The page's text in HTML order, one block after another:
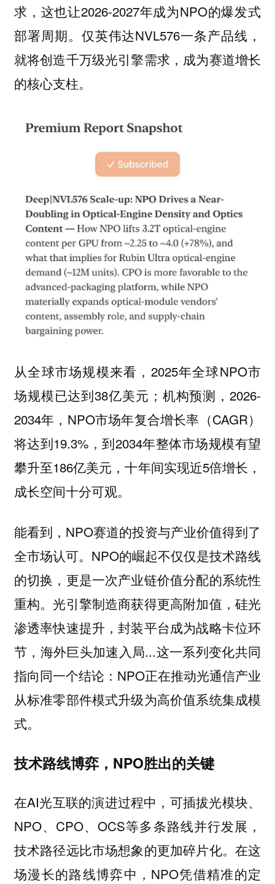
求，这也让2026-2027年成为NPO的爆发式
部署周期。仅英伟达NVL576一条产品线，
就将创造千万级光引擎需求，成为赛道增长
的核心支柱。
从全球市场规模来看，2025年全球NPO市
场规模已达到38亿美元；机构预测，2026-
2034年，NPO市场年复合增长率（CAGR）
将达到19.3%，到2034年整体市场规模有望
攀升至186亿美元，十年间实现近5倍增长，
成长空间十分可观。
能看到，NPO赛道的投资与产业价值得到了
全市场认可。NPO的崛起不仅仅是技术路线
的切换，更是一次产业链价值分配的系统性
重构。光引擎制造商获得更高附加值，硅光
渗透率快速提升，封装平台成为战略卡位环
节，海外巨头加速入局...这一系列变化共同
指向同一个结论：NPO正在推动光通信产业
从标准零部件模式升级为高价值系统集成模
式。
技术路线博弈，NPO胜出的关键
在AI光互联的演进过程中，可插拔光模块、
NPO、CPO、OCS等多条路线并行发展，
技术路径远比市场想象的更加碎片化。在这
场漫长的路线博弈中，NPO凭借精准的定